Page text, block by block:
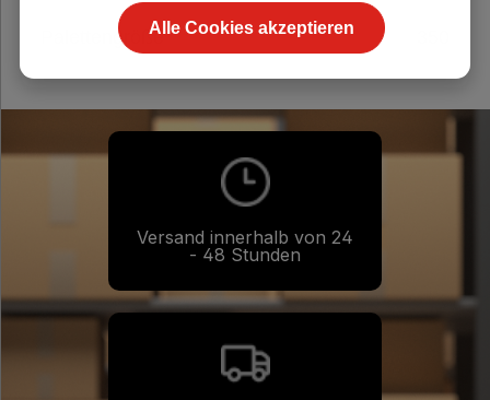
Palettengröße
Versand innerhalb von 24
- 48 Stunden
Alle Cookies akzeptieren